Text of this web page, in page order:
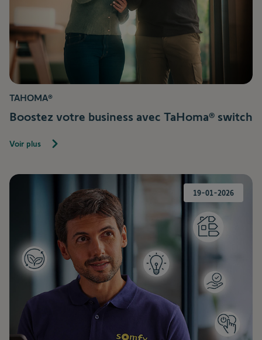
TAHOMA®
Boostez votre business avec TaHoma® switch
Voir plus
19-01-2026